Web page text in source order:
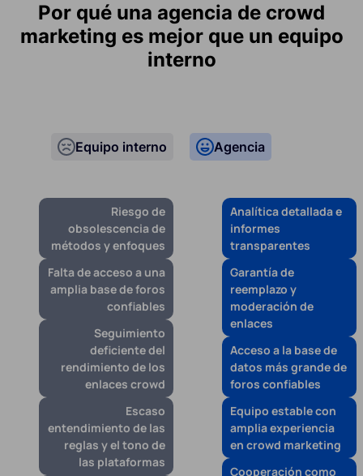
Por qué una agencia de crowd
marketing es mejor que un equipo
interno
Equipo interno
Riesgo de
obsolescencia de
métodos y enfoques
Falta de acceso a una
amplia base de foros
confiables
Seguimiento
deficiente del
rendimiento de los
enlaces crowd
Escaso
entendimiento de las
reglas y el tono de
las plataformas
Agencia
Analítica detallada e
informes
transparentes
Garantía de
reemplazo y
moderación de
enlaces
Acceso a la base de
datos más grande de
foros confiables
Equipo estable con
amplia experiencia
en crowd marketing
Cooperación como